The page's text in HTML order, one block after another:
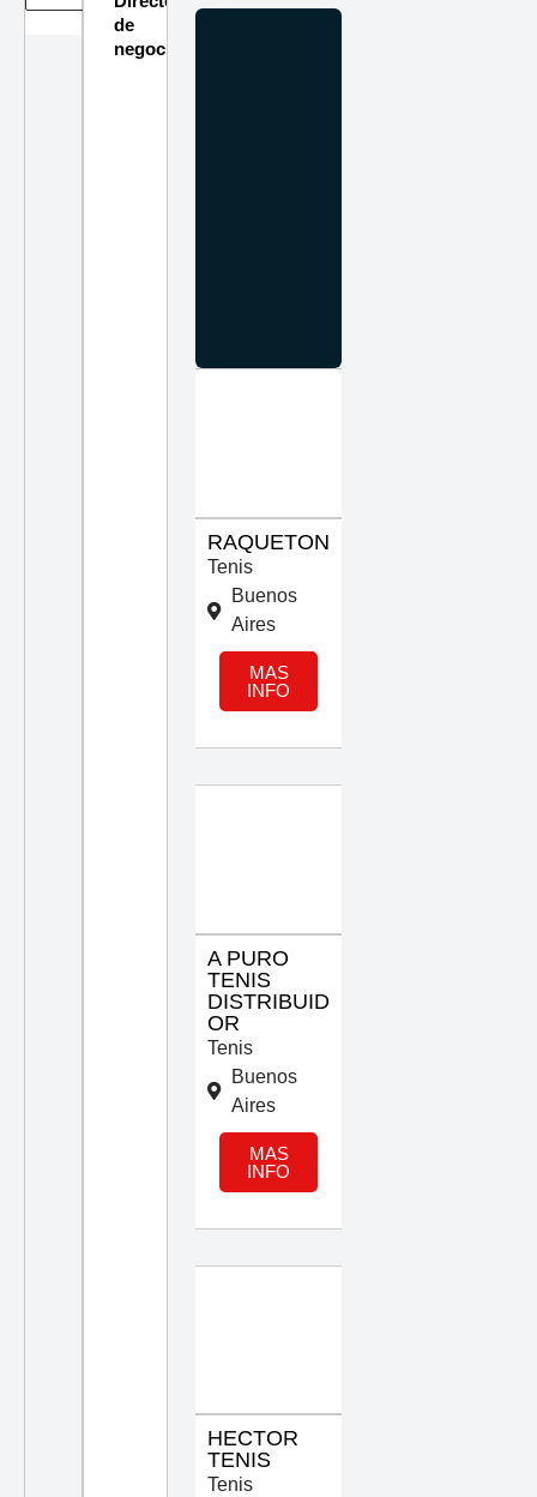
de
negocios
RAQUETON
Tenis
Buenos
Aires
MAS
INFO
A PURO
TENIS
DISTRIBUID
OR
Tenis
Buenos
Aires
MAS
INFO
HECTOR
TENIS
Tenis